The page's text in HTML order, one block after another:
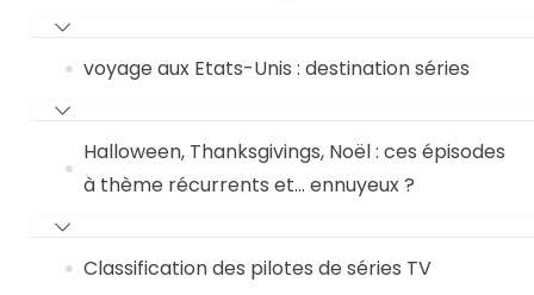
voyage aux Etats-Unis : destination séries
Halloween, Thanksgivings, Noël : ces épisodes
à thème récurrents et… ennuyeux ?
Classification des pilotes de séries TV